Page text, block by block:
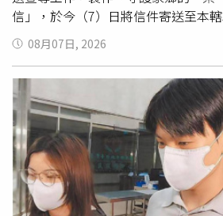
信」，於今（7）日將信件寄送至本
過每位里長在第一線進行鄰里互動過
的重要性，也讓民眾知悉檢舉賄選人
力一起守護我國珍貴民主價值，開創
示，
對於本次地方公職人員選舉
「全民反賄」二個面向努力進行。強
月起帶領本署查賄團隊，前往本轄
局與調查處站進行查賄座談，要求所
頒定之選舉查察工作綱領，並在最高
署督導下完成查賄工作。全民反賄部
位宣導同步進行，除透過檢察官參與
08月07日, 2026